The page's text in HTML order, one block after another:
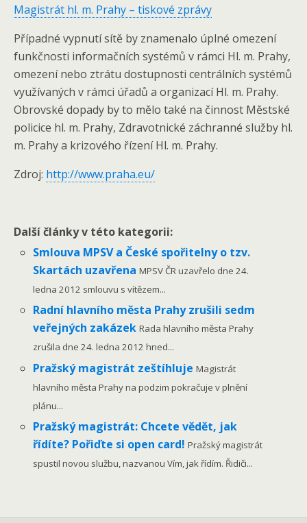
Magistrát hl. m. Prahy – tiskové zprávy
Případné vypnutí sítě by znamenalo úplné omezení
funkčnosti informačních systémů v rámci Hl. m. Prahy,
omezení nebo ztrátu dostupnosti centrálních systémů
využívaných v rámci úřadů a organizací Hl. m. Prahy.
Obrovské dopady by to mělo také na činnost Městské
policice hl. m. Prahy, Zdravotnické záchranné služby hl.
m. Prahy a krizového řízení Hl. m. Prahy.
Zdroj: http://www.praha.eu/
Další články v této kategorii:
Smlouva MPSV a České spořitelny o tzv.
Skartách uzavřenaMPSV ČR uzavřelo dne 24.
ledna 2012 smlouvu s vítězem...
Radní hlavního města Prahy zrušili sedm
veřejných zakázekRada hlavního města Prahy
zrušila dne 24. ledna 2012 hned...
Pražský magistrát zeštíhlujeMagistrát
hlavního města Prahy na podzim pokračuje v plnění
plánu...
Pražský magistrát: Chcete vědět, jak
řídíte? Pořiďte si open card!Pražský magistrát
spustil novou službu, nazvanou Vím, jak řídím. Řidiči...